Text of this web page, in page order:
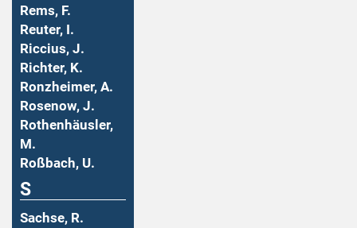
Rems, F.
Reuter, I.
Riccius, J.
Richter, K.
Ronzheimer, A.
Rosenow, J.
Rothenhäusler,
M.
Roßbach, U.
S
Sachse, R.